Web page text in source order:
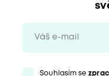
Souhlasím se